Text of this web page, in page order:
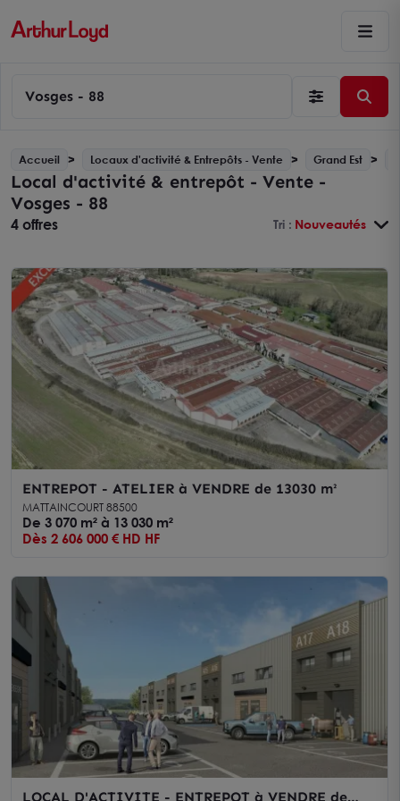
Vosges - 88
Accueil Locaux d'activité & Entrepôts - Vente Grand Est
Local d'activité & entrepôt - Vente -
Vosges - 88
4 offres Tri : Nouveautés
ENTREPOT - ATELIER à VENDRE de 13030 m²
MATTAINCOURT 88500
De 3 070 m² à 13 030 m²
Dès 2 606 000 € HD HF
LOCAL D'ACTIVITE - ENTREPOT à VENDRE de